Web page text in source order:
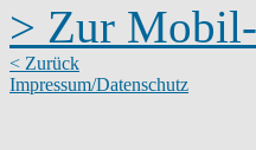
> Zur
< Zurück
Impressum/Datenschutz